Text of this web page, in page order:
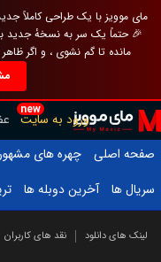
مای موویز با یک طراحی کاملاً
🎉 حتماً یک سر به نسخهٔ جدید
مانده تا گم نشوی ، و اگر
new
ورود به سایت
صفحه اصلی
چهره های مشهور
سریال ها
آخرین دوبله ها
لینک های دانلود نقد های کاربران